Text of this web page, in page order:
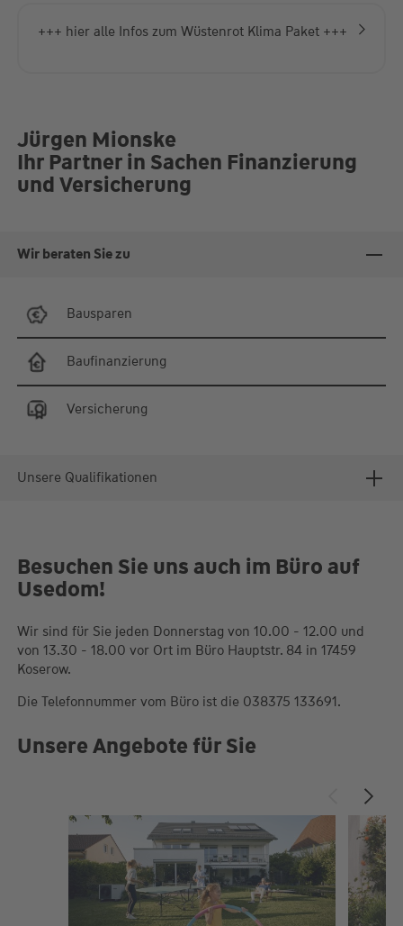
+++ hier alle Infos zum Wüstenrot Klima Paket +++
Jürgen Mionske
Ihr Partner in Sachen Finanzierung
und Versicherung
Wir beraten Sie zu
Bausparen
Baufinanzierung
Versicherung
Unsere Qualifikationen
Besuchen Sie uns auch im Büro auf
Usedom!
Wir sind für Sie jeden Donnerstag von 10.00 - 12.00 und
von 13.30 - 18.00 vor Ort im Büro Hauptstr. 84 in 17459
Koserow.
Die Telefonnummer vom Büro ist die 038375 133691.
Unsere Angebote für Sie